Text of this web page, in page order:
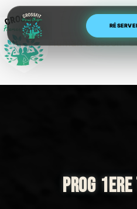
Aller
au
contenu
Human Blossom
PROG